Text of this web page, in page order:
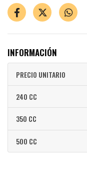
INFORMACIÓN
PRECIO UNITARIO
240 CC
350 CC
500 CC